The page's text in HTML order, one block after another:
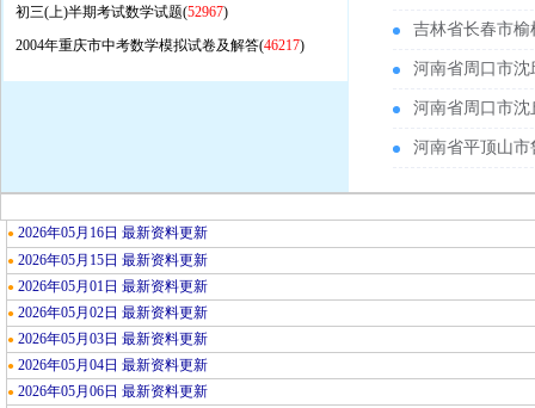
初三(上)半期考试数学试题(52967)
2004年重庆市中考数学模拟试卷及解答(46217)
吉林省长春市榆
河南省周口市沈
河南省周口市沈
河南省平顶山市
● 2026年05月16日 最新资料更新
● 2026年05月15日 最新资料更新
● 2026年05月01日 最新资料更新
● 2026年05月02日 最新资料更新
● 2026年05月03日 最新资料更新
● 2026年05月04日 最新资料更新
● 2026年05月06日 最新资料更新